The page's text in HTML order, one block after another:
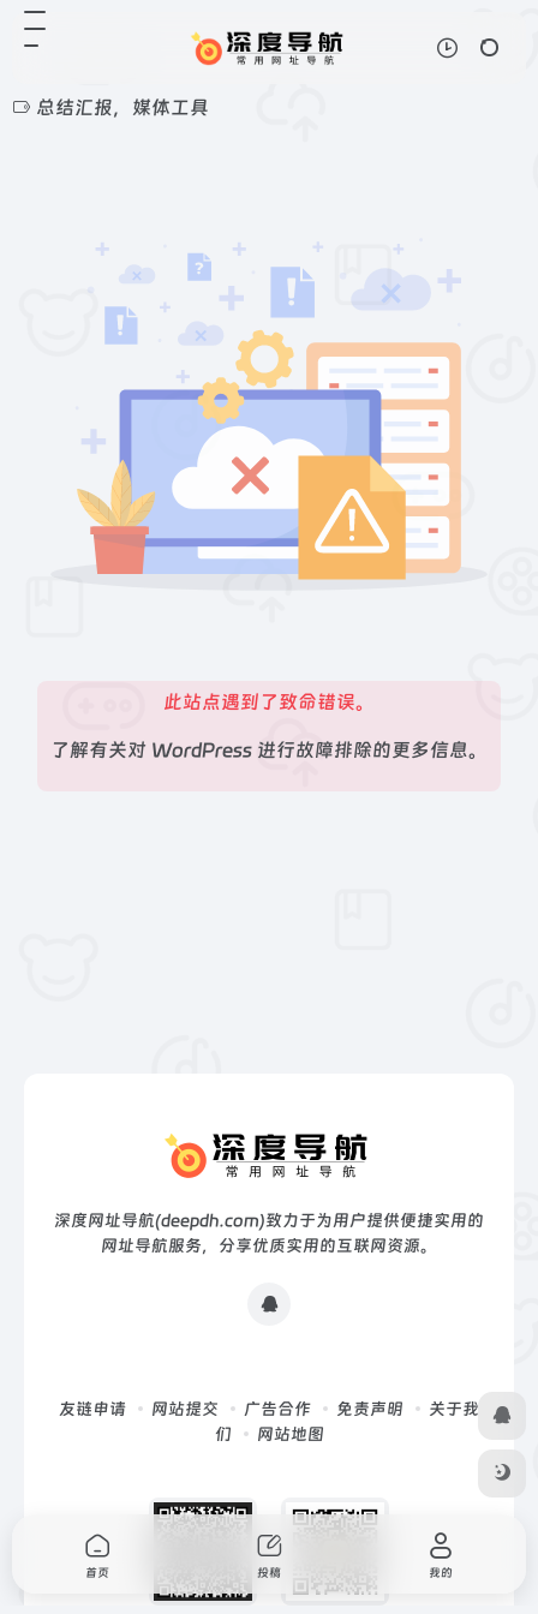
总结汇报，媒体工具
此站点遇到了致命错误。
了解有关对 WordPress 进行故障排除的更多信息。
深度网址导航(deepdh.com)致力于为用户提供便捷实用的
网址导航服务，分享优质实用的互联网资源。
友链申请 网站提交 广告合作 免责声明
关于我
们
网站地图
首页 投稿 我的